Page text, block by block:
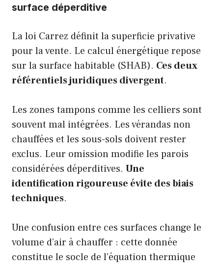
surface déperditive
La loi Carrez définit la superficie privative
pour la vente. Le calcul énergétique repose
sur la surface habitable (SHAB). Ces deux
référentiels juridiques divergent.
Les zones tampons comme les celliers sont
souvent mal intégrées. Les vérandas non
chauffées et les sous-sols doivent rester
exclus. Leur omission modifie les parois
considérées déperditives. Une
identification rigoureuse évite des biais
techniques.
Une confusion entre ces surfaces change le
volume d’air à chauffer : cette donnée
constitue le socle de l’équation thermique